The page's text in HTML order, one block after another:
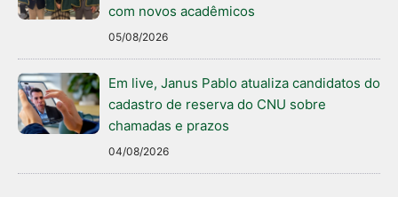
com novos acadêmicos
05/08/2026
Em live, Janus Pablo atualiza candidatos do
cadastro de reserva do CNU sobre
chamadas e prazos
04/08/2026